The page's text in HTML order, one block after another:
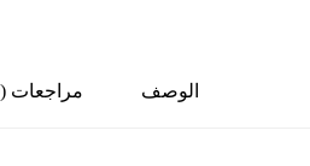
الوصف مراجعات (0)